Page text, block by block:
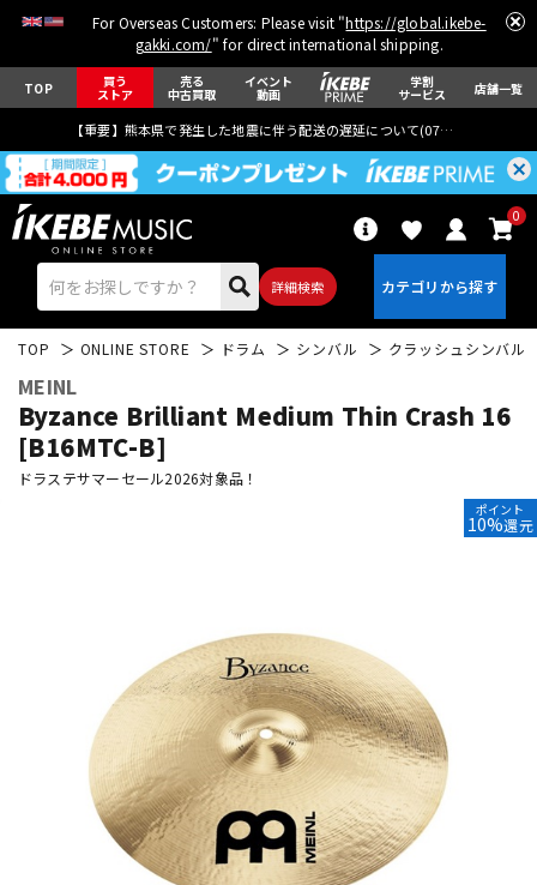
For Overseas Customers: Please visit "https://global.ikebe-
gakki.com/" for direct international shipping.
TOP 買う
ストア
売る
中古買取
イベント
動画
学割
サービス 店舗一覧
【重要】熊本県で発生した地震に伴う配送の遅延について(07月29日
詳細検索
0
エレキギター
パーカッション
キーボード 電子ピアノ
管楽器 その他楽器
TOP ONLINE STORE ドラム シンバル クラッシュシンバル
MEINL
Byzance Brilliant Medium Thin Crash 16
[B16MTC-B]
ドラステサマーセール2026対象品！
ポイント
10%還元